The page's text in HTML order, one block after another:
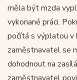
měla být mzda
vykonané práci.
počítá s výplatou v
zaměstnavatel se
dohodnout na
zaměstnavatel